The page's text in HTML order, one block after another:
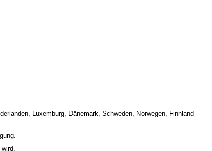
Luxemburg, Dänemark, Schweden, Norwegen, Finnland